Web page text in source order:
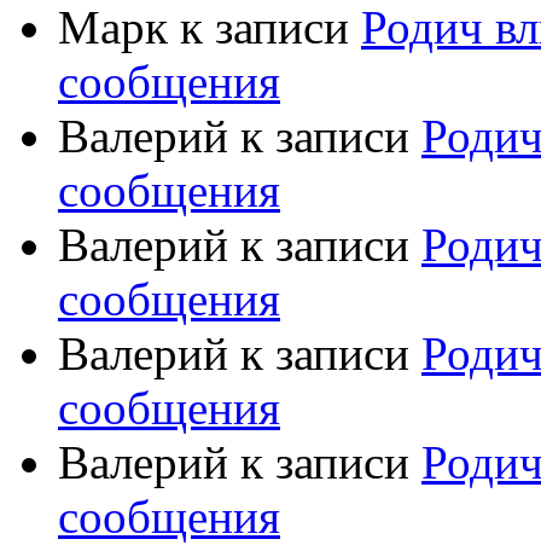
Марк к записи Родич
сообщения
Валерий к записи
сообщения
Валерий к записи
сообщения
Валерий к записи
сообщения
Валерий к записи
сообщения